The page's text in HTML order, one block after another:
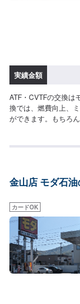
実績金額
ATF・CVTFの交換は
換では、燃費向上、
ができます。もちろ
金山店 モダ石
カードOK